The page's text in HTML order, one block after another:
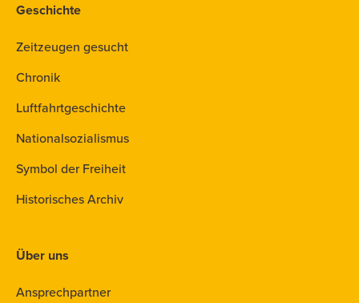
Geschichte
Zeitzeugen gesucht
Chronik
Luftfahrtgeschichte
Nationalsozialismus
Symbol der Freiheit
Historisches Archiv
Über uns
Ansprechpartner